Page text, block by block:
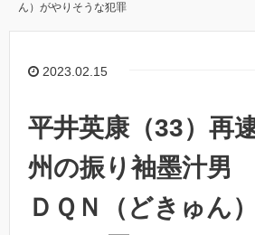
ん）がやりそうな犯罪
2023.02.15
平井英康（33）再
州の振り袖墨汁男
ＤＱＮ（どきゅん